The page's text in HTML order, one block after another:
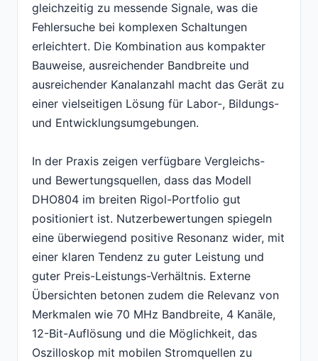
gleichzeitig zu messende Signale, was die
Fehlersuche bei komplexen Schaltungen
erleichtert. Die Kombination aus kompakter
Bauweise, ausreichender Bandbreite und
ausreichender Kanalanzahl macht das Gerät zu
einer vielseitigen Lösung für Labor-, Bildungs-
und Entwicklungsumgebungen.
In der Praxis zeigen verfügbare Vergleichs-
und Bewertungsquellen, dass das Modell
DHO804 im breiten Rigol-Portfolio gut
positioniert ist. Nutzerbewertungen spiegeln
eine überwiegend positive Resonanz wider, mit
einer klaren Tendenz zu guter Leistung und
guter Preis-Leistungs-Verhältnis. Externe
Übersichten betonen zudem die Relevanz von
Merkmalen wie 70 MHz Bandbreite, 4 Kanäle,
12-Bit-Auflösung und die Möglichkeit, das
Oszilloskop mit mobilen Stromquellen zu